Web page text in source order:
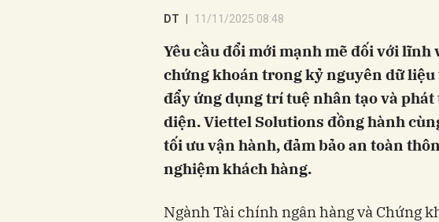
DT 11/11/2025 08:48
Yêu cầu đổi mới mạnh mẽ đối với
chứng khoán trong kỷ nguyên dữ
đẩy ứng dụng trí tuệ nhân tạo và
diện. Viettel Solutions đồng hành
tối ưu vận hành, đảm bảo an toàn
nghiệm khách hàng.
Ngành Tài chính ngân hàng và Chứng